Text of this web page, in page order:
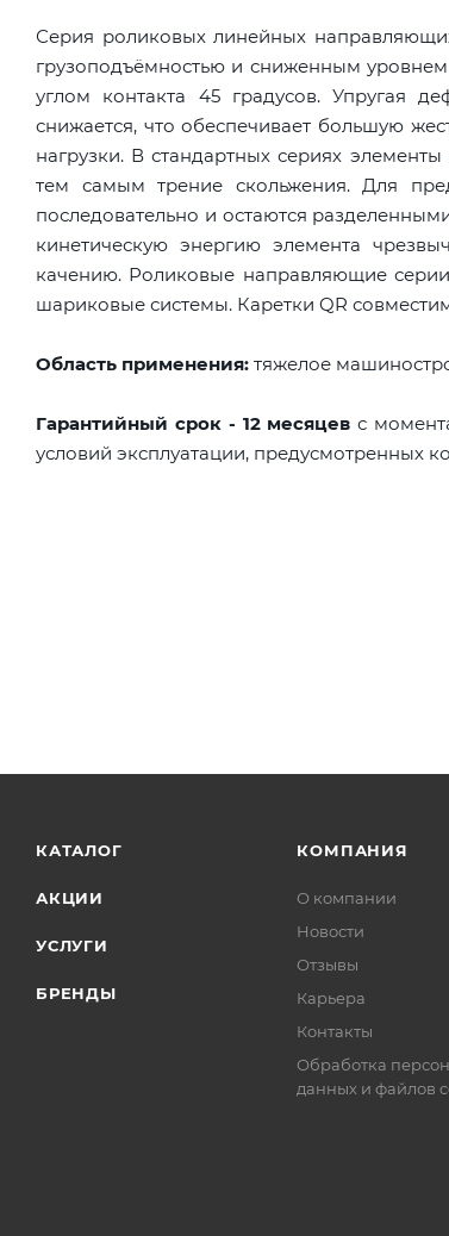
Серия роликовых линейных
грузоподъёмностью и сниженным
углом контакта 45 градусов. Упругая
снижается, что обеспечивает большую
нагрузки. В стандартных сериях
тем самым трение скольжения. Для
последовательно и остаются
кинетическую энергию элемента
качению. Роликовые направляющие
шариковые системы. Каретки QR
Область применения: тяжелое
Гарантийный срок - 12 месяцев с
условий эксплуатации, предусмотренных
КАТАЛОГ
АКЦИИ
УСЛУГИ
БРЕНДЫ
КОМПАНИЯ
О компании
Новости
Отзывы
Карьера
Контакты
Обработка
данных и файлов